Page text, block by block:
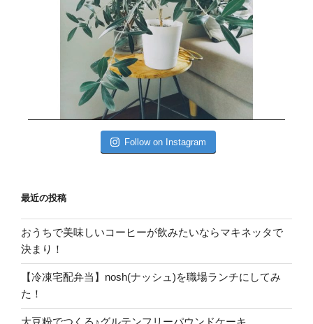
Follow on Instagram
最近の投稿
おうちで美味しいコーヒーが飲みたいならマキネッタで
決まり！
【冷凍宅配弁当】nosh(ナッシュ)を職場ランチにしてみ
た！